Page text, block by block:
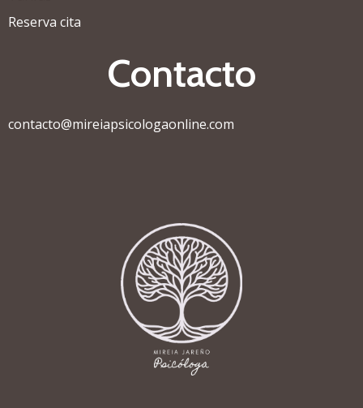
Reserva cita
Contacto
contacto@mireiapsicologaonline.com